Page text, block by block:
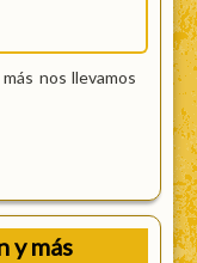
nos llevamos
y más